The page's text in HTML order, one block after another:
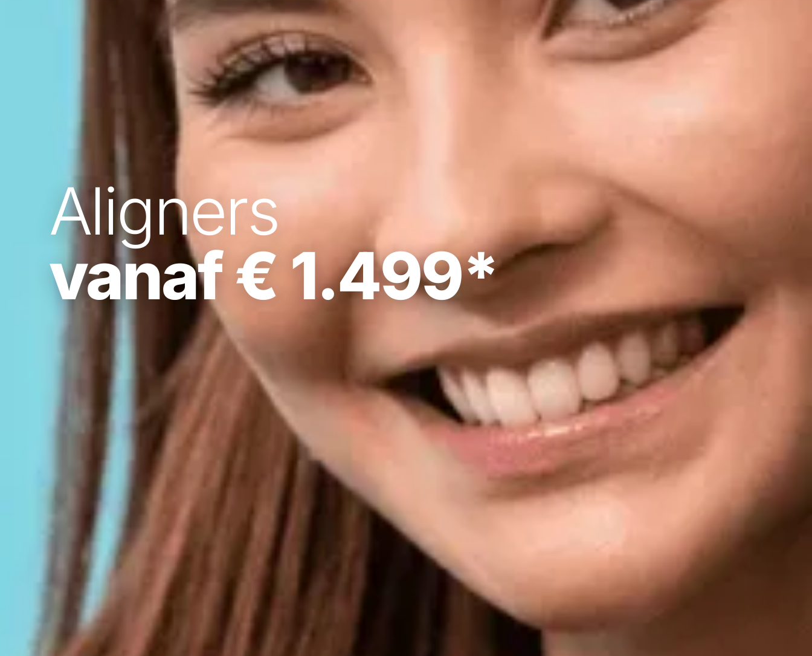
Aligners
vanaf € 1.499*